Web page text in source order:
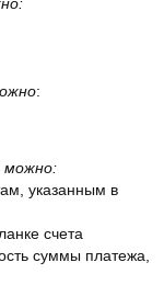
:
можно:
указанным в
счета
суммы платежа,